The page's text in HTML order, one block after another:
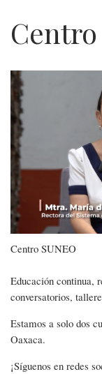
Centro
Centro
SUNEO
Centro SUNEO
Educación continua,
conversatorios,
Estamos a solo dos
Oaxaca.
¡Síguenos en redes